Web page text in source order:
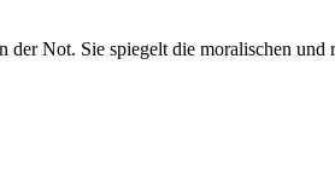
Not. Sie spiegelt die moralischen